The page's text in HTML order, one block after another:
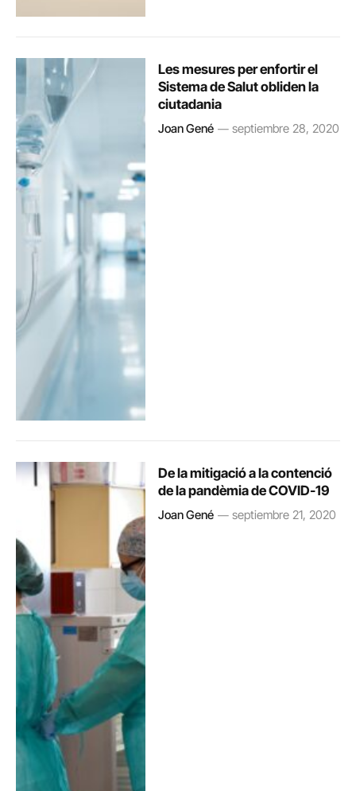
Les mesures per enfortir el
Sistema de Salut obliden la
ciutadania
Joan Gené septiembre 28, 2020
De la mitigació a la contenció
de la pandèmia de COVID-19
Joan Gené septiembre 21, 2020